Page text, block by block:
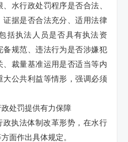
水行政处罚程序是否合法、
证据是否合法充分、适用法律
括执法人员是否具有执法资
备规范、违法行为是否涉嫌犯
、裁量基准运用是否适当等内
大公共利益等情形，强调必须
处罚提供有力保障
政执法体制改革形势，在水行
面作出具体规定。